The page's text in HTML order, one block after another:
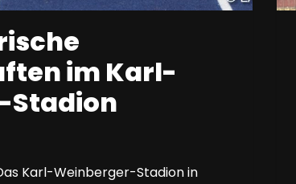
im Karl-
Stadion
Karl-Weinberger-Stadion in